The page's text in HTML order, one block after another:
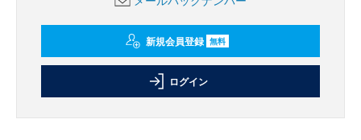
新規会員登録 無料
ログイン